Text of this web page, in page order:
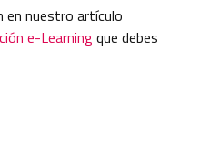
en nuestro artículo
e-Learningque debes